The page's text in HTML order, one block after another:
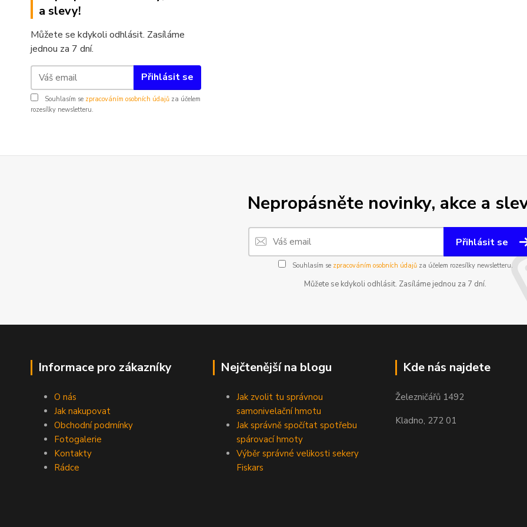
a slevy!
Můžete se kdykoli odhlásit. Zasíláme
jednou za 7 dní.
Přihlásit se
Souhlasím se zpracováním osobních údajů za účelem
rozesílky newsletteru.
Nepropásněte novinky, akce a
Přihlásit se
Souhlasím se zpracováním osobních údajůza účelem rozesílky newsletteru.
Můžete se kdykoli odhlásit. Zasíláme jednou za 7 dní.
Informace pro zákazníky
O nás
Jak nakupovat
Obchodní podmínky
Fotogalerie
Kontakty
Rádce
Nejčtenější na blogu
Jak zvolit tu správnou
samonivelační hmotu
Jak správně spočítat spotřebu
spárovací hmoty
Výběr správné velikosti sekery
Fiskars
Kde nás najdete
Železničářů 1492
Kladno, 272 01